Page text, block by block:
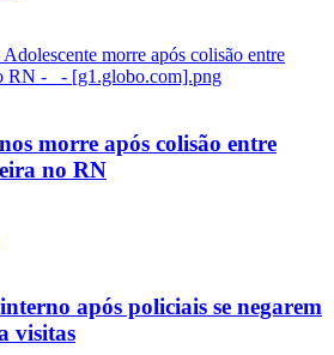
morre após colisão entre
no RN
após policiais se negarem
visitas